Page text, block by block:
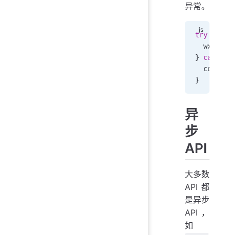
异常。
try
  wx
} catch
}
异
步
API
大多数
API 都
是异步
API，
如